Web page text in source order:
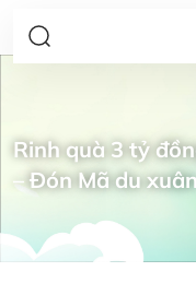
Rinh quà 3 tỷ
– Đón Mã du